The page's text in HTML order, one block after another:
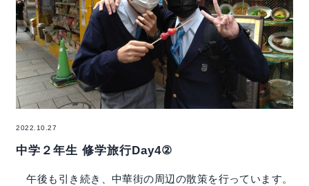
2022.10.27
中学２年生 修学旅行Day4②
午後も引き続き、中華街の周辺の散策を行っています。